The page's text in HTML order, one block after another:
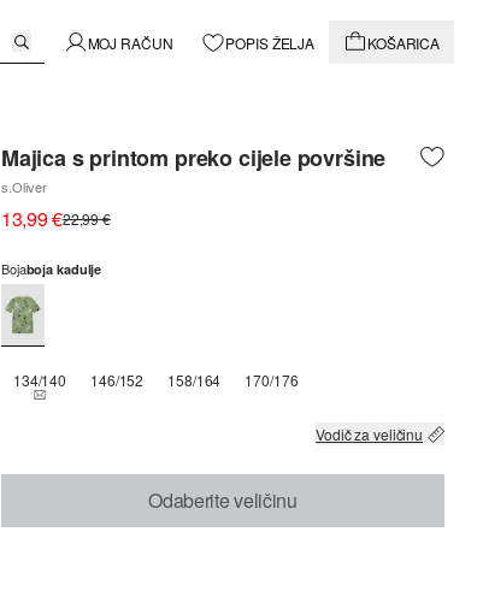
MOJ RAČUN POPIS ŽELJA KOŠARICA
Majica s printom preko cijele površine
s.Oliver
13,99 €22,99 €
Bojaboja kadulje
134/140THIS SIZE IS CURRENTLY OUT OF STOCK
146/152 158/164 170/176
Vodič za veličinu
Odaberite veličinu